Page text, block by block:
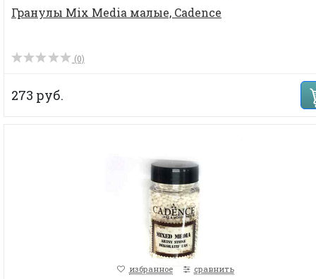
Гранулы Mix Media малые, Cadence
(0)
273 руб.
избранное сравнить